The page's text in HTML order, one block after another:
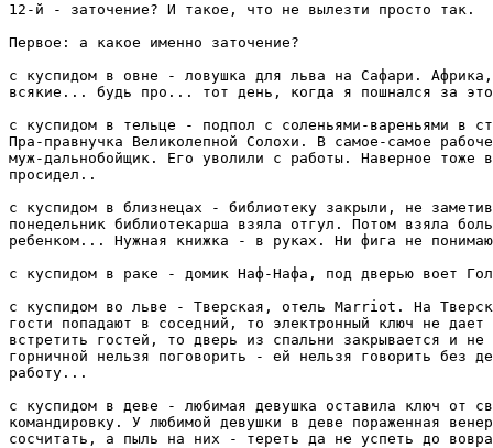
12-й - заточение? И такое, что не вылезти просто так.
Первое: а какое именно заточение?
с куспидом в овне - ловушка для льва на Сафари.
всякие... будь про... тот день, когда я пошнался за
с куспидом в тельце - подпол с соленьями-вареньями в
Пра-правнучка Великолепной Солохи. В самое-самое
муж-дальнобойщик. Его уволили с работы. Наверное тоже
просидел..
с куспидом в близнецах - библиотеку закрыли, не
понедельник библиотекарша взяла отгул. Потом взяла
ребенком... Нужная книжка - в руках. Ни фига не
с куспидом в раке - домик Наф-Нафа, под дверью воет
с куспидом во льве - Тверская, отель Marriot. На
гости попадают в соседний, то электронный ключ не дает
встретить гостей, то дверь из спальни закрывается и
горничной нельзя поговорить - ей нельзя говорить без
работу...
с куспидом в деве - любимая девушка оставила ключ от
командировку. У любимой девушки в деве пораженная
сосчитать, а пыль на них - тереть да не успеть до